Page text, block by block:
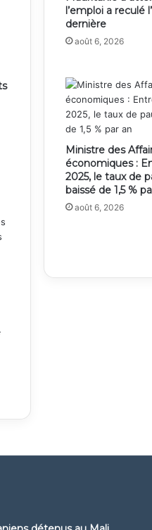
l’emploi a reculé
dernière
août 6, 2026
Ministre des
économiques :
2025, le taux de
baissé de 1,5 %
août 6, 2026